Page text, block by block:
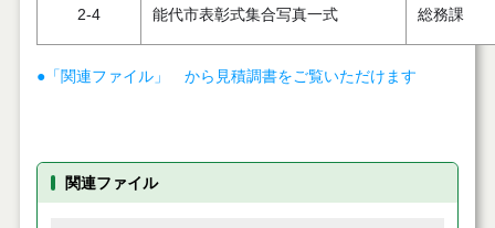
2-4 能代市表彰式集合写真一式 総務課
●「関連ファイル」 から見積調書をご覧いただけます
関連ファイル